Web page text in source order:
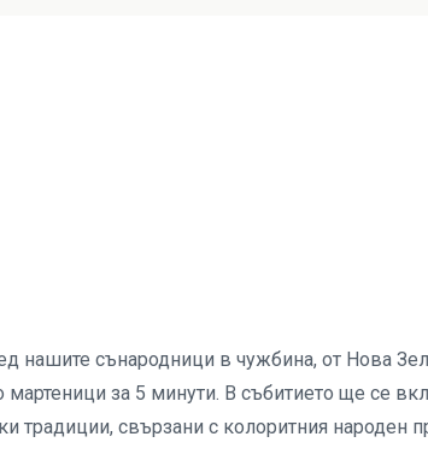
нашите сънародници в чужбина, от Нова
мартеници за 5 минути. В събитието ще се
традиции, свързани с колоритния народен